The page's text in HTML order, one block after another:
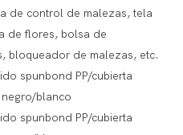
de control de malezas, tela
de flores, bolsa de
bloqueador de malezas, etc.